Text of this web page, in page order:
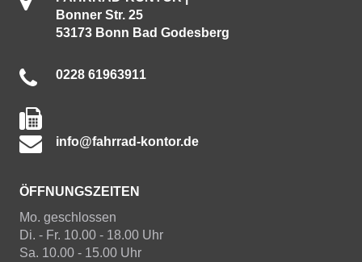
Bonner Str. 25
53173 Bonn Bad Godesberg
0228 61963911
info@fahrrad-kontor.de
ÖFFNUNGSZEITEN
Mo. geschlossen
Di. - Fr. 10.00 - 18.00 Uhr
Sa. 10.00 - 15.00 Uhr